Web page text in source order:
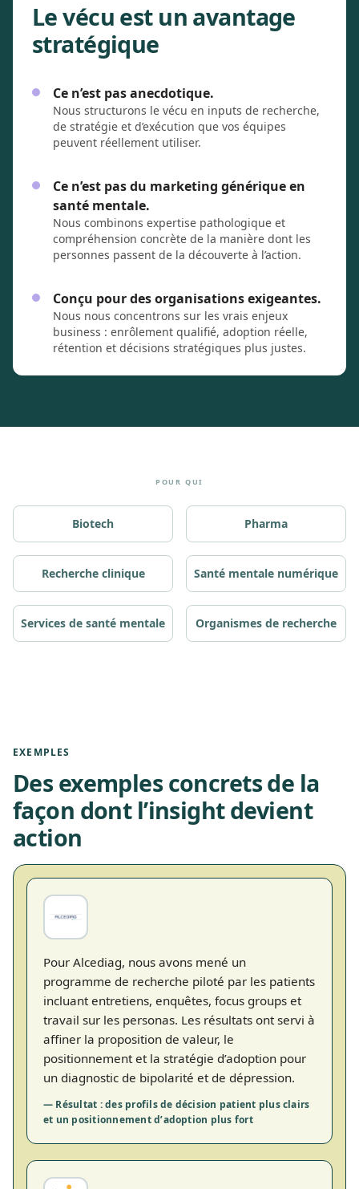
Le vécu est un avantage
stratégique
Ce n’est pas anecdotique.
Nous structurons le vécu en inputs de recherche,
de stratégie et d’exécution que vos équipes
peuvent réellement utiliser.
Ce n’est pas du marketing générique en
santé mentale.
Nous combinons expertise pathologique et
compréhension concrète de la manière dont les
personnes passent de la découverte à l’action.
Conçu pour des organisations exigeantes.
Nous nous concentrons sur les vrais enjeux
business : enrôlement qualifié, adoption réelle,
rétention et décisions stratégiques plus justes.
POUR QUI
Biotech Pharma
Recherche clinique Santé mentale numérique
Services de santé mentale Organismes de recherche
EXEMPLES
Des exemples concrets de la
façon dont l’insight devient
action
Pour Alcediag, nous avons mené un
programme de recherche piloté par les patients
incluant entretiens, enquêtes, focus groups et
travail sur les personas. Les résultats ont servi à
affiner la proposition de valeur, le
positionnement et la stratégie d’adoption pour
un diagnostic de bipolarité et de dépression.
— Résultat : des profils de décision patient plus clairs
et un positionnement d’adoption plus fort